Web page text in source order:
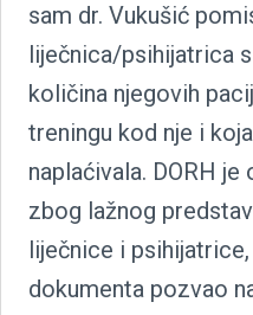
sam dr. Vukušić
liječnica/psihijatrica
količina njegovih
treningu kod nje i
naplaćivala. DORH
zbog lažnog
liječnice i
dokumenta pozvao